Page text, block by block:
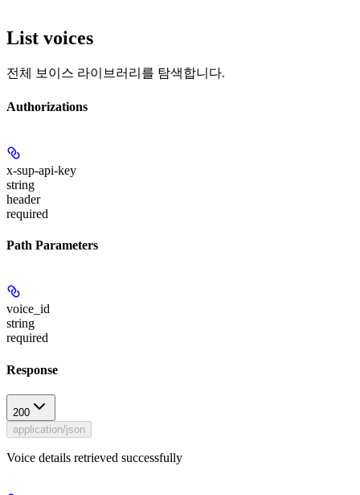
List voices
전체 보이스 라이브러리를 탐색합니다.
Authorizations
x-sup-api-key
string
header
required
Path Parameters
voice_id
string
required
Response
200
application/json
Voice details retrieved successfully